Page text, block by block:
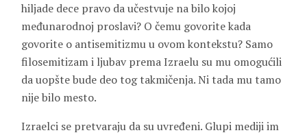
hiljade dece pravo da učestvuje na bilo kojoj
međunarodnoj proslavi? O čemu govorite kada
govorite o antisemitizmu u ovom kontekstu? Samo
filosemitizam i ljubav prema Izraelu su mu omogućili
da uopšte bude deo tog takmičenja. Ni tada mu tamo
nije bilo mesto.
Izraelci se pretvaraju da su uvređeni. Glupi mediji im